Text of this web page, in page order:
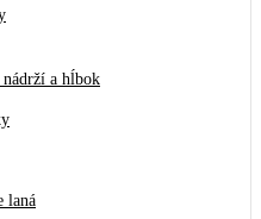
nádrží a hĺbok
laná